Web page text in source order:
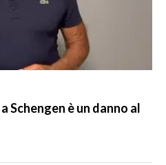
Schengen è un danno al